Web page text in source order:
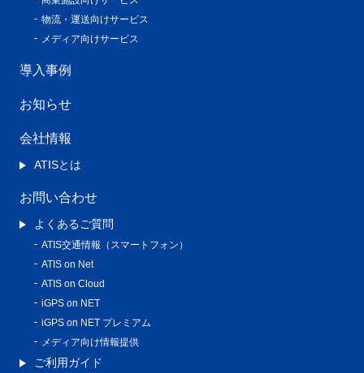
物流・運送向けサービス
メディア向けサービス
導入事例
お知らせ
会社情報
ATISとは
お問い合わせ
よくあるご質問
ATIS交通情報（スマートフォン）
ATIS on Net
ATIS on Cloud
iGPS on NET
iGPS on NET プレミアム
メディア向け情報提供
ご利用ガイド